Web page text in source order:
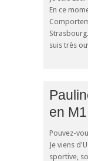
En ce
suis très
en
Pouvez-
Je viens
sportive,